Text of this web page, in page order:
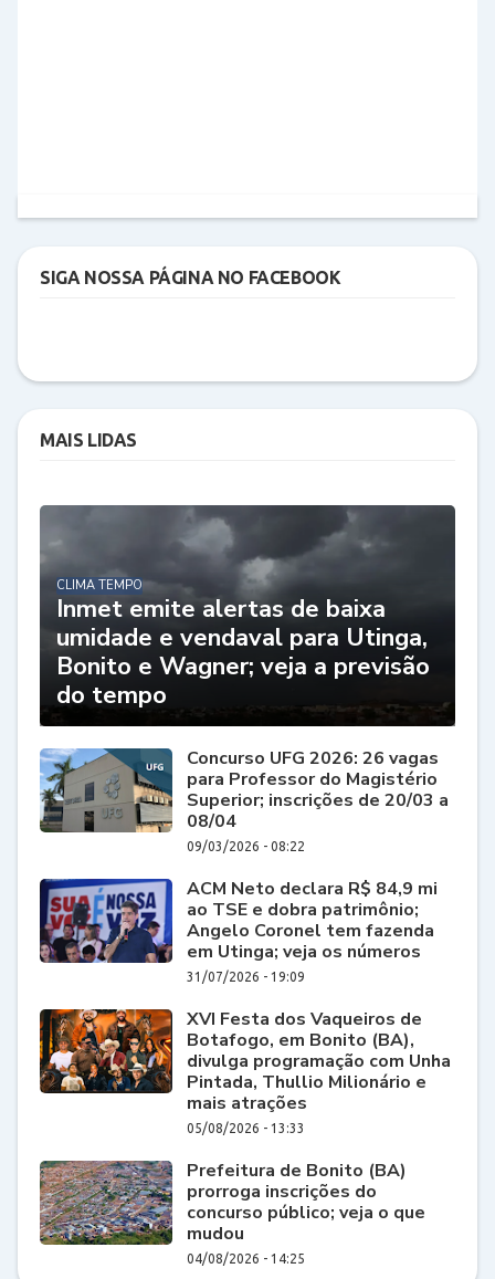
SIGA NOSSA PÁGINA NO FACEBOOK
MAIS LIDAS
CLIMA TEMPO
Inmet emite alertas de baixa
umidade e vendaval para Utinga,
Bonito e Wagner; veja a previsão
do tempo
Concurso UFG 2026: 26 vagas
para Professor do Magistério
Superior; inscrições de 20/03 a
08/04
09/03/2026 - 08:22
ACM Neto declara R$ 84,9 mi
ao TSE e dobra patrimônio;
Angelo Coronel tem fazenda
em Utinga; veja os números
31/07/2026 - 19:09
XVI Festa dos Vaqueiros de
Botafogo, em Bonito (BA),
divulga programação com Unha
Pintada, Thullio Milionário e
mais atrações
05/08/2026 - 13:33
Prefeitura de Bonito (BA)
prorroga inscrições do
concurso público; veja o que
mudou
04/08/2026 - 14:25